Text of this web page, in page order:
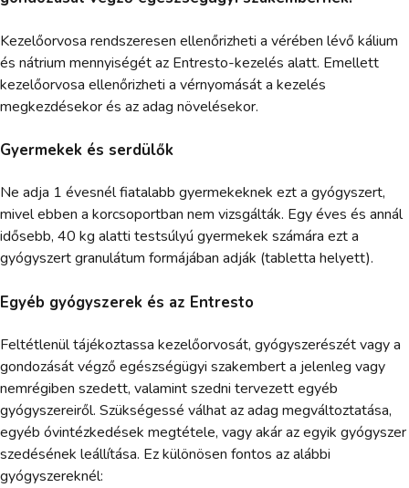
Kezelőorvosa rendszeresen ellenőrizheti a vérében lévő kálium
és nátrium mennyiségét az Entresto-kezelés alatt. Emellett
kezelőorvosa ellenőrizheti a vérnyomását a kezelés
megkezdésekor és az adag növelésekor.
Gyermekek és serdülők
Ne adja 1 évesnél fiatalabb gyermekeknek ezt a gyógyszert,
mivel ebben a korcsoportban nem vizsgálták. Egy éves és annál
idősebb, 40 kg alatti testsúlyú gyermekek számára ezt a
gyógyszert granulátum formájában adják (tabletta helyett).
Egyéb gyógyszerek és az Entresto
Feltétlenül tájékoztassa kezelőorvosát, gyógyszerészét vagy a
gondozását végző egészségügyi szakembert a jelenleg vagy
nemrégiben szedett, valamint szedni tervezett egyéb
gyógyszereiről. Szükségessé válhat az adag megváltoztatása,
egyéb óvintézkedések megtétele, vagy akár az egyik gyógyszer
szedésének leállítása. Ez különösen fontos az alábbi
gyógyszereknél: